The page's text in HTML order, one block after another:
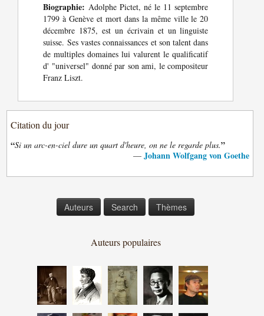
Biographie: Adolphe Pictet, né le 11 septembre
1799 à Genève et mort dans la même ville le 20
décembre 1875, est un écrivain et un linguiste
suisse. Ses vastes connaissances et son talent dans
de multiples domaines lui valurent le qualificatif
d' "universel" donné par son ami, le compositeur
Franz Liszt.
Citation du jour
“Si un arc-en-ciel dure un quart d'heure, on ne le regarde plus.”
— Johann Wolfgang von Goethe
Auteurs Search Thèmes
Auteurs populaires